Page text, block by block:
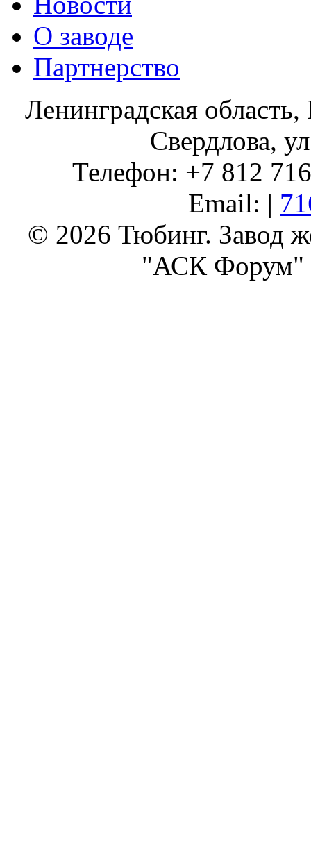
О заводе
Партнерство
Ленинградская
Свердлова,
Телефон: +7 812
Email: |
© 2026 Тюбинг. Завод
"АСК Форум"